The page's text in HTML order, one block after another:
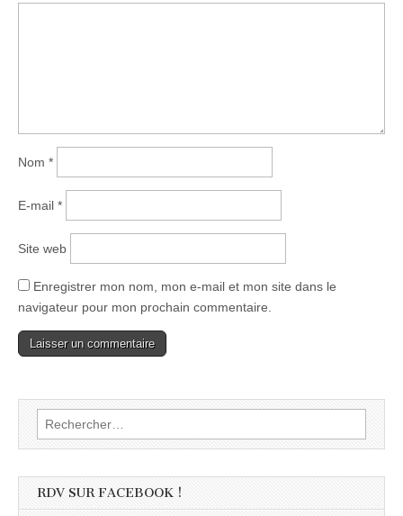
Nom *
E-mail *
Site web
Enregistrer mon nom, mon e-mail et mon site dans le
navigateur pour mon prochain commentaire.
Rechercher :
RDV SUR FACEBOOK !